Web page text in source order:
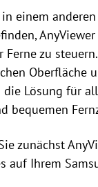
einem
Ferne zu
Oberfläche
Lösung für
bequemen
zunächst
auf Ihrem